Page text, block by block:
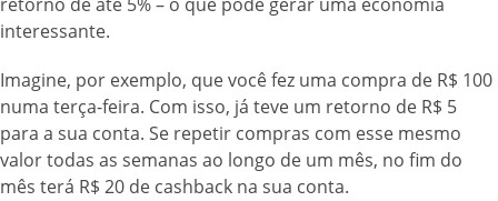
retorno de até 5% – o que pode gerar uma economia
interessante.
Imagine, por exemplo, que você fez uma compra de R$ 100
numa terça-feira. Com isso, já teve um retorno de R$ 5
para a sua conta. Se repetir compras com esse mesmo
valor todas as semanas ao longo de um mês, no fim do
mês terá R$ 20 de cashback na sua conta.